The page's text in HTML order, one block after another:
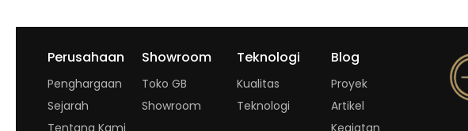
Perusahaan
Penghargaan
Sejarah
Showroom
Toko GB
Showroom
Teknologi
Kualitas
Teknologi
Blog
Proyek
Artikel